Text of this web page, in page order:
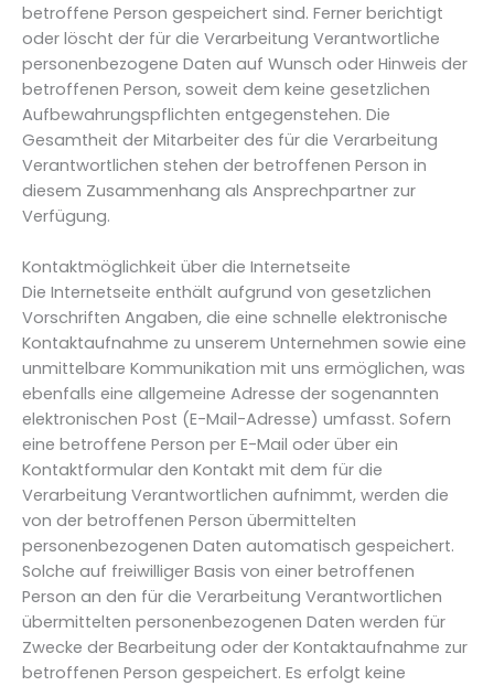
betroffene Person gespeichert sind. Ferner berichtigt
oder löscht der für die Verarbeitung Verantwortliche
personenbezogene Daten auf Wunsch oder Hinweis der
betroffenen Person, soweit dem keine gesetzlichen
Aufbewahrungspflichten entgegenstehen. Die
Gesamtheit der Mitarbeiter des für die Verarbeitung
Verantwortlichen stehen der betroffenen Person in
diesem Zusammenhang als Ansprechpartner zur
Verfügung.
Kontaktmöglichkeit über die Internetseite
Die Internetseite enthält aufgrund von gesetzlichen
Vorschriften Angaben, die eine schnelle elektronische
Kontaktaufnahme zu unserem Unternehmen sowie eine
unmittelbare Kommunikation mit uns ermöglichen, was
ebenfalls eine allgemeine Adresse der sogenannten
elektronischen Post (E-Mail-Adresse) umfasst. Sofern
eine betroffene Person per E-Mail oder über ein
Kontaktformular den Kontakt mit dem für die
Verarbeitung Verantwortlichen aufnimmt, werden die
von der betroffenen Person übermittelten
personenbezogenen Daten automatisch gespeichert.
Solche auf freiwilliger Basis von einer betroffenen
Person an den für die Verarbeitung Verantwortlichen
übermittelten personenbezogenen Daten werden für
Zwecke der Bearbeitung oder der Kontaktaufnahme zur
betroffenen Person gespeichert. Es erfolgt keine